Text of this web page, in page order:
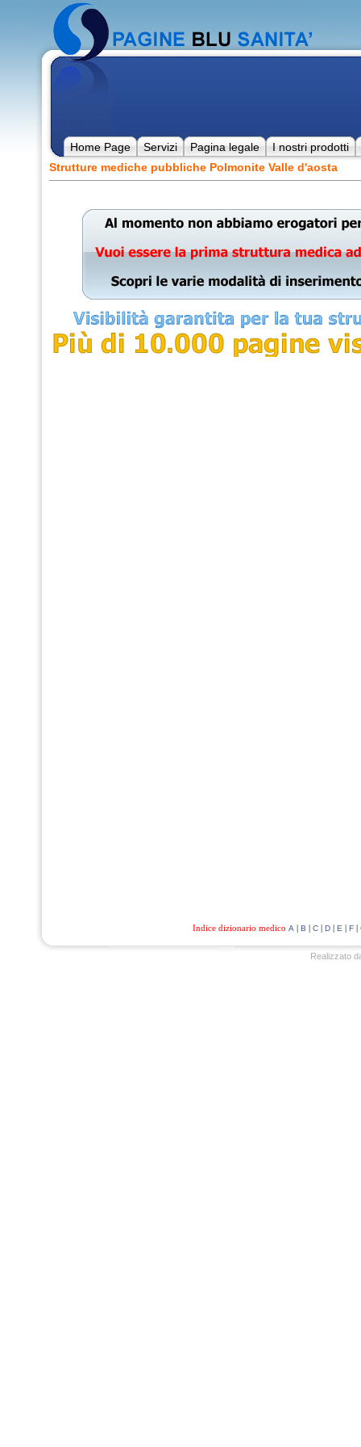
Home Page Servizi Pagina legale
I nostri prodotti
Strutture mediche pubbliche Polmonite Valle d'aosta
Indice dizionario medico A | B | C| D| E | F|
Realizzato